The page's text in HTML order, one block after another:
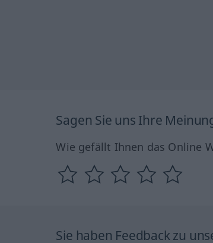
Sagen Sie uns Ihre
Wie gefällt Ihnen das Online
Sie haben Feedback zu